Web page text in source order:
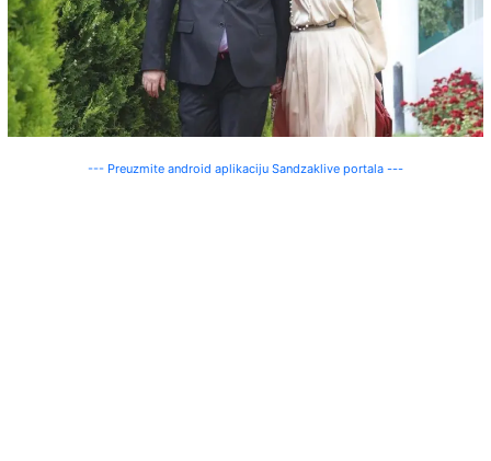
--- Preuzmite android aplikaciju Sandzaklive portala ---